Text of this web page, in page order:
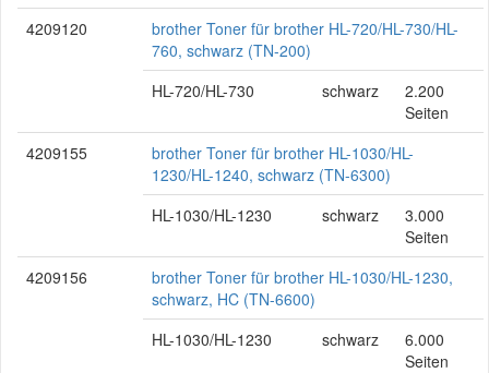
4209120
brother Toner für brother HL-720/HL-730/HL-
760, schwarz (TN-200)
HL-720/HL-730
schwarz
2.200
Seiten
4209155
brother Toner für brother HL-1030/HL-
1230/HL-1240, schwarz (TN-6300)
HL-1030/HL-1230
schwarz
3.000
Seiten
4209156
brother Toner für brother HL-1030/HL-1230,
schwarz, HC (TN-6600)
HL-1030/HL-1230
schwarz
6.000
Seiten